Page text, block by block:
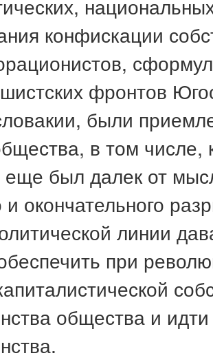
конфискации
фронтов
были
в том числе,
еще был далек от
и окончательного
линии
при
общества и идти